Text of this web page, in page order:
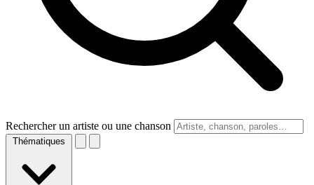
Rechercher un artiste ou une chanson
Thématiques